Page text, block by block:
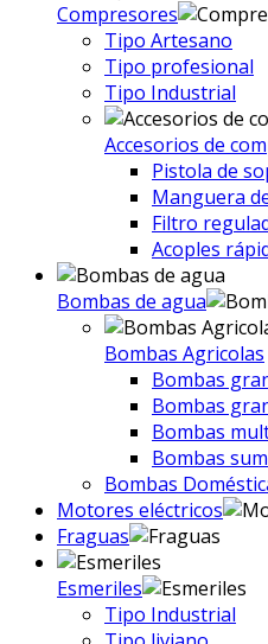
Compresores
Tipo Artesano
Tipo profesional
Tipo Industrial
Accesorios de
Pistola de
Manguera
Filtro
Acoples
Bombas de agua
Bombas Agricolas
Bombas
Bombas
Bombas
Bombas
Bombas
Motores eléctricos
Fraguas
Esmeriles
Tipo Industrial